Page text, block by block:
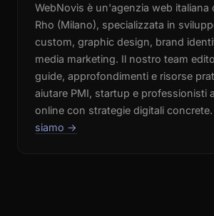
WebNovis è un'agenzia web italiana
Rho (Milano), specializzata in
custom, graphic design, brand
media marketing. Il nostro team
guide, approfondimenti e risorse
aiutare PMI, startup e professionisti
online con strategie digitali concrete.
siamo →